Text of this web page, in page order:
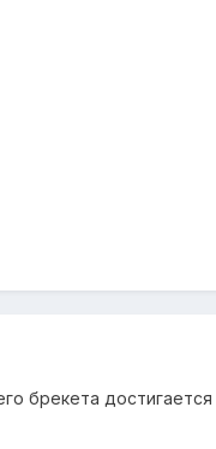
брекета достигается